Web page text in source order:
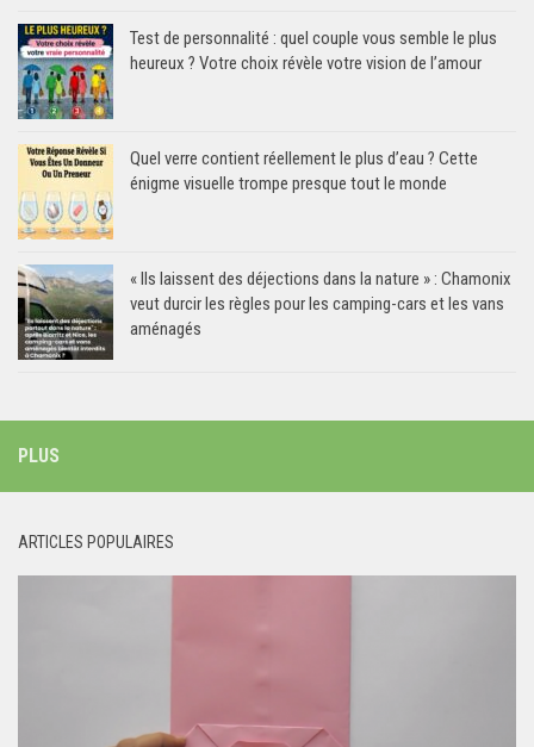
Test de personnalité : quel couple vous semble le plus
heureux ? Votre choix révèle votre vision de l’amour
Quel verre contient réellement le plus d’eau ? Cette
énigme visuelle trompe presque tout le monde
« Ils laissent des déjections dans la nature » : Chamonix
veut durcir les règles pour les camping-cars et les vans
aménagés
PLUS
ARTICLES POPULAIRES